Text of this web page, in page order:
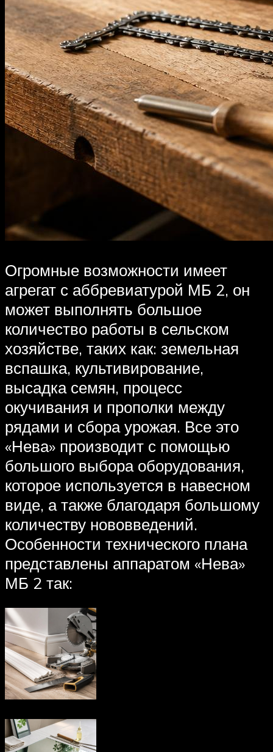
Огромные возможности имеет
агрегат с аббревиатурой МБ 2, он
может выполнять большое
количество работы в сельском
хозяйстве, таких как: земельная
вспашка, культивирование,
высадка семян, процесс
окучивания и прополки между
рядами и сбора урожая. Все это
«Нева» производит с помощью
большого выбора оборудования,
которое используется в навесном
виде, а также благодаря большому
количеству нововведений.
Особенности технического плана
представлены аппаратом «Нева»
МБ 2 так: